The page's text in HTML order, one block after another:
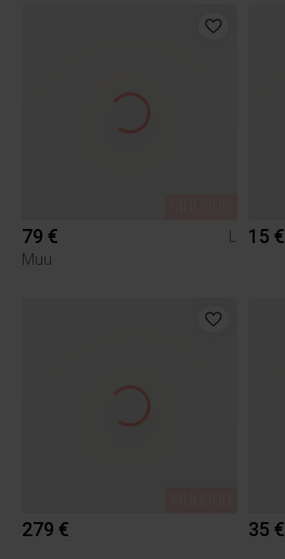
79 €
L
Muu
15 €
279 € 35 €